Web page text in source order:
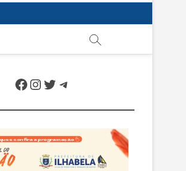
Facebook
Instagram
Twitter
Telegram